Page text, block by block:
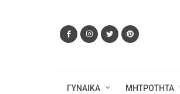
ΓΥΝΑΙΚΑ ΜΗΤΡΟΤΗΤΑ